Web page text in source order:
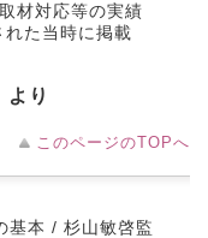
材対応等の実績
た当時に掲載
り
このページのTOPへ
基本 / 杉山敏啓監